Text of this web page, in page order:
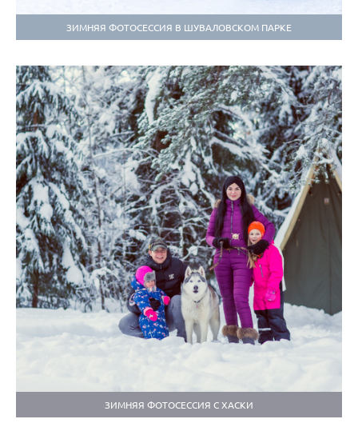
ЗИМНЯЯ ФОТОСЕССИЯ В ШУВАЛОВСКОМ ПАРКЕ
ЗИМНЯЯ ФОТОСЕССИЯ С ХАСКИ